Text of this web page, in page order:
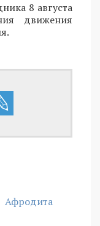
8 августа
движения
Афродита